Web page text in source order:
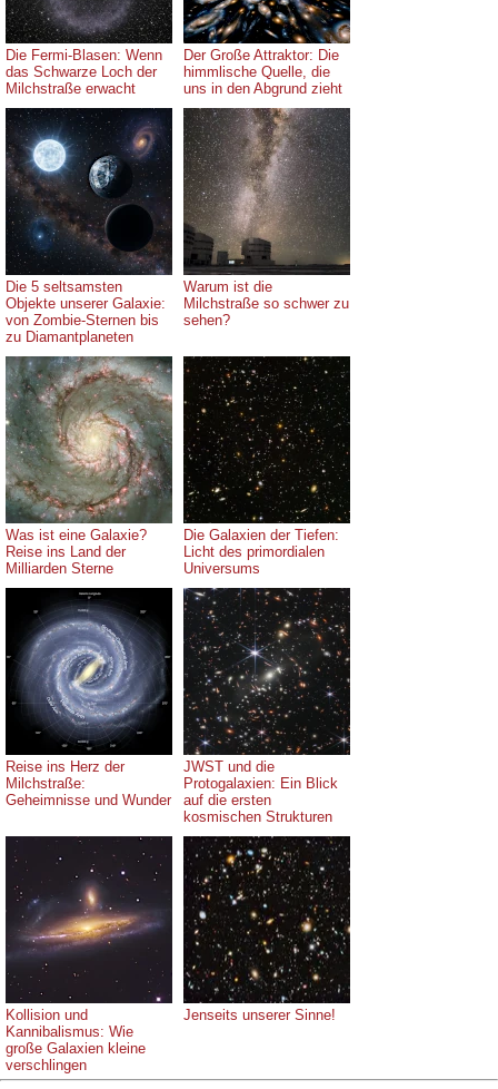
Die Fermi-Blasen: Wenn
das Schwarze Loch der
Milchstraße erwacht
Der Große Attraktor: Die
himmlische Quelle, die
uns in den Abgrund zieht
Die 5 seltsamsten
Objekte unserer Galaxie:
von Zombie-Sternen bis
zu Diamantplaneten
Warum ist die
Milchstraße so schwer zu
sehen?
Was ist eine Galaxie?
Reise ins Land der
Milliarden Sterne
Die Galaxien der Tiefen:
Licht des primordialen
Universums
Reise ins Herz der
Milchstraße:
Geheimnisse und Wunder
JWST und die
Protogalaxien: Ein Blick
auf die ersten
kosmischen Strukturen
Kollision und
Kannibalismus: Wie
große Galaxien kleine
verschlingen
Jenseits unserer Sinne!